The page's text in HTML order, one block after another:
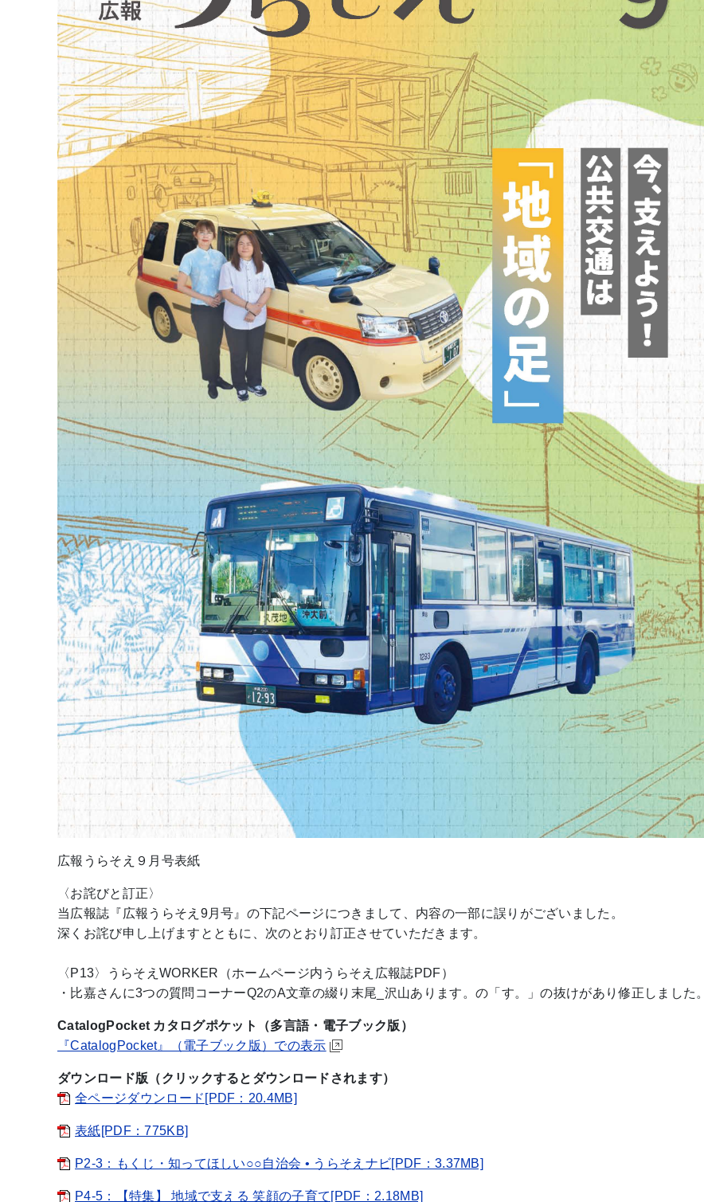
広報うらそえ９月号表紙
〈お詫びと訂正〉
当広報誌『広報うらそえ9月号』の下記ページにつきまして、内容の一部に誤りがございました。
深くお詫び申し上げますとともに、次のとおり訂正させていただきます。
〈P13〉うらそえWORKER（ホームページ内うらそえ広報誌PDF）
・比嘉さんに3つの質問コーナーQ2のA文章の綴り末尾_沢山あります。の「す。」の抜けがあり修正しました。
CatalogPocket カタログポケット（多言語・電子ブック版）
『CatalogPocket』（電子ブック版）での表示
ダウンロード版（クリックするとダウンロードされます）
全ページダウンロード[PDF：20.4MB]
表紙[PDF：775KB]
P2-3：もくじ・知ってほしい○○自治会 • うらそえナビ[PDF：3.37MB]
P4-5：【特集】 地域で支える 笑顔の子育て[PDF：2.18MB]